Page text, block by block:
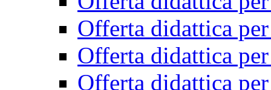
Offerta didattica
Offerta didattica
Offerta didattica